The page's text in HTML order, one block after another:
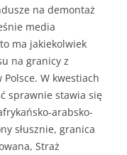
na demontaż
media
ma jakiekolwiek
na granicy z
W kwestiach
sprawnie stawia się
arabsko-
słusznie, granica
Straż